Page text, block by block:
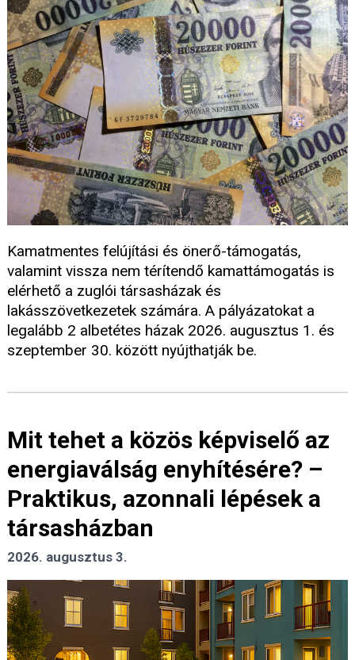
Kamatmentes felújítási és önerő-támogatás,
valamint vissza nem térítendő kamattámogatás is
elérhető a zuglói társasházak és
lakásszövetkezetek számára. A pályázatokat a
legalább 2 albetétes házak 2026. augusztus 1. és
szeptember 30. között nyújthatják be.
Mit tehet a közös képviselő az
energiaválság enyhítésére? –
Praktikus, azonnali lépések a
társasházban
2026. augusztus 3.